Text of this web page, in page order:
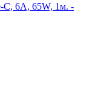
C, 6A, 65W, 1м. -